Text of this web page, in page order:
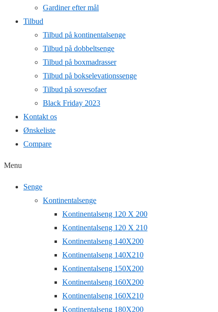
Gardiner efter mål
Tilbud
Tilbud på kontinentalsenge
Tilbud på dobbeltsenge
Tilbud på boxmadrasser
Tilbud på bokselevationssenge
Tilbud på sovesofaer
Black Friday 2023
Kontakt os
Ønskeliste
Compare
Menu
Senge
Kontinentalsenge
Kontinentalseng 120 X 200
Kontinentalseng 120 X 210
Kontinentalseng 140X200
Kontinentalseng 140X210
Kontinentalseng 150X200
Kontinentalseng 160X200
Kontinentalseng 160X210
Kontinentalseng 180X200